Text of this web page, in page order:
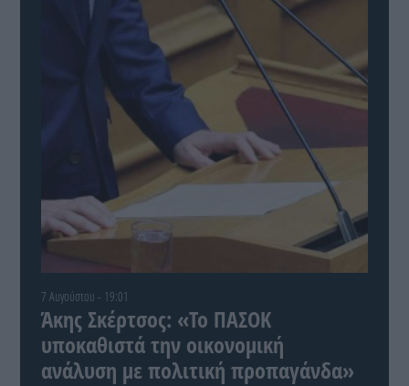
7 Αυγούστου - 19:01
Άκης Σκέρτσος: «Το ΠΑΣΟΚ
υποκαθιστά την οικονομική
ανάλυση με πολιτική προπαγάνδα»